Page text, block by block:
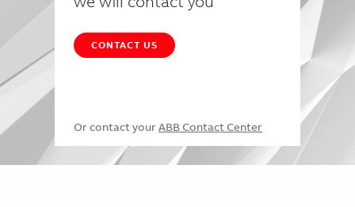
CONTACT US
Or contact your ABB Contact Center